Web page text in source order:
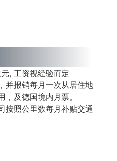
, 工资视经验而定
并报销每月一次从居住地
，及德国境内月票。
按照公里数每月补贴交通